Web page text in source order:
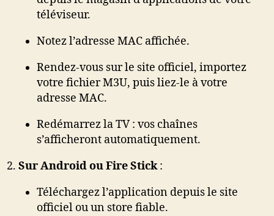
téléviseur.
Notez l’adresse MAC affichée.
Rendez-vous sur le site officiel, importez
votre fichier M3U, puis liez-le à votre
adresse MAC.
Redémarrez la TV : vos chaînes
s’afficheront automatiquement.
Sur Android ou Fire Stick:
Téléchargez l’application depuis le site
officiel ou un store fiable.